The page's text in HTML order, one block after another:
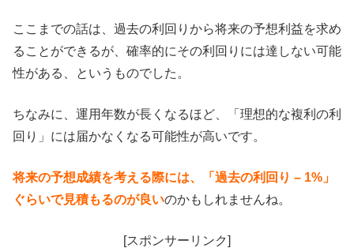
ここまでの話は、過去の利回りから将来の予想利益を求め
ることができるが、確率的にその利回りには達しない可能
性がある、というものでした。
ちなみに、運用年数が長くなるほど、「理想的な複利の利
回り」には届かなくなる可能性が高いです。
将来の予想成績を考える際には、「過去の利回り – 1%」
ぐらいで見積もるのが良いのかもしれませんね。
[スポンサーリンク]